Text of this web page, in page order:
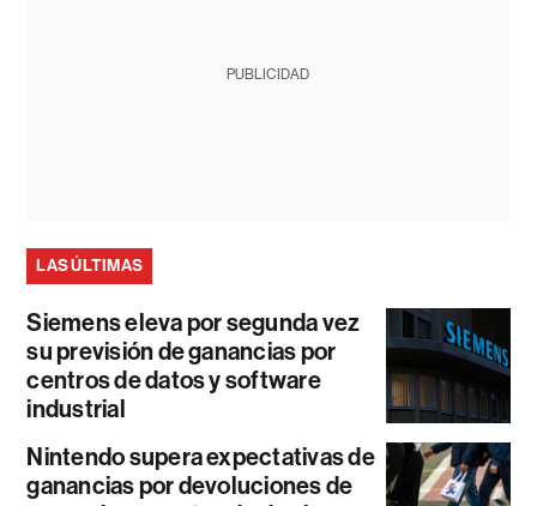
PUBLICIDAD
LAS ÚLTIMAS
Siemens eleva por segunda vez
su previsión de ganancias por
centros de datos y software
industrial
Nintendo supera expectativas de
ganancias por devoluciones de